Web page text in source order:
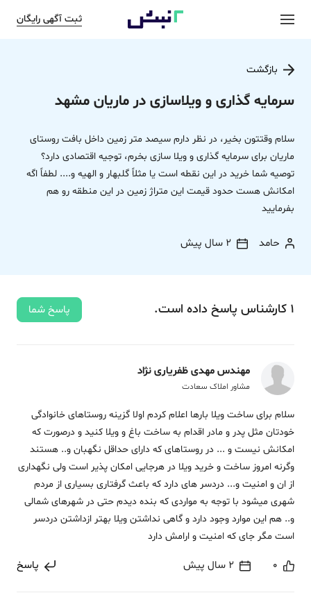
ثبت آگهی رایگان
بازگشت
سرمایه گذاری و ویلاسازی در ماریان مشهد
سلام وقتتون بخیر، در نظر دارم سیصد متر زمین داخل بافت روستای
ماریان برای سرمایه گذاری و ویلا سازی بخرم، توجیه اقتصادی دارد؟
توصیه شما خرید در این نقطه است یا مثلاً گلبهار و الهیه و.... لطفاً اگه
امکانش هست حدود قیمت این متراژ زمین در این منطقه رو هم
بفرمایید
حامد 2 سال پیش
1 کارشناس پاسخ داده‌ است. پاسخ شما
مهندس مهدی ظفریاری نژاد
مشاور املاک سعادت
سلام برای ساخت ویلا بارها اعلام کردم اولا گزینه روستاهای خانوادگی
خودتان مثل پدر و مادر اقدام به ساخت باغ و ویلا کنید و درصورت که
امکانش نیست و ... در روستاهای که دارای حداقل نگهبان و.. هستند
وگرنه امروز ساخت و خرید ویلا در هرجایی امکان پذیر است ولی نگهداری
از ان و امنیت و... دردسر های دارد که باعث گرفتاری بسیاری از مردم
شهری میشود با توجه به مواردی که بنده دیدم حتی در شهرهای شمالی
و.. هم این موارد وجود دارد و گاهی نداشتن ویلا بهتر ازداشتن دردسر
است مگر جای که امنیت و ارامش دارد
0 2 سال پیش پاسخ